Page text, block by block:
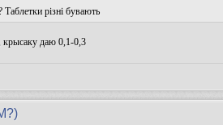
різні бувають
даю 0,1-0,3